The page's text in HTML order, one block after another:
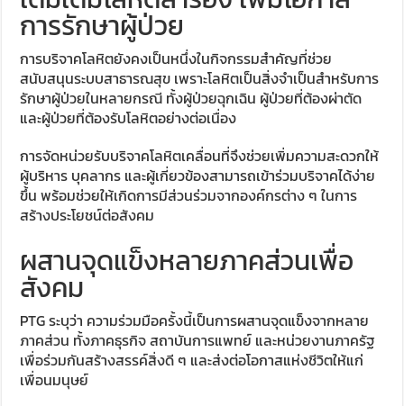
การรักษาผู้ป่วย
การบริจาคโลหิตยังคงเป็นหนึ่งในกิจกรรมสำคัญที่ช่วย
สนับสนุนระบบสาธารณสุข เพราะโลหิตเป็นสิ่งจำเป็นสำหรับการ
รักษาผู้ป่วยในหลายกรณี ทั้งผู้ป่วยฉุกเฉิน ผู้ป่วยที่ต้องผ่าตัด
และผู้ป่วยที่ต้องรับโลหิตอย่างต่อเนื่อง
การจัดหน่วยรับบริจาคโลหิตเคลื่อนที่จึงช่วยเพิ่มความสะดวกให้
ผู้บริหาร บุคลากร และผู้เกี่ยวข้องสามารถเข้าร่วมบริจาคได้ง่าย
ขึ้น พร้อมช่วยให้เกิดการมีส่วนร่วมจากองค์กรต่าง ๆ ในการ
สร้างประโยชน์ต่อสังคม
ผสานจุดแข็งหลายภาคส่วนเพื่อ
สังคม
PTG ระบุว่า ความร่วมมือครั้งนี้เป็นการผสานจุดแข็งจากหลาย
ภาคส่วน ทั้งภาคธุรกิจ สถาบันการแพทย์ และหน่วยงานภาครัฐ
เพื่อร่วมกันสร้างสรรค์สิ่งดี ๆ และส่งต่อโอกาสแห่งชีวิตให้แก่
เพื่อนมนุษย์